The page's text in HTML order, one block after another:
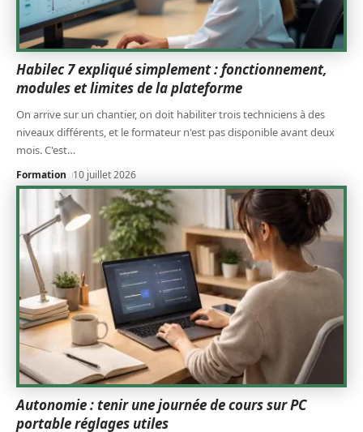
Habilec 7 expliqué simplement : fonctionnement,
modules et limites de la plateforme
On arrive sur un chantier, on doit habiliter trois techniciens à des
niveaux différents, et le formateur n'est pas disponible avant deux
mois. C'est…
Formation 10 juillet 2026
Autonomie : tenir une journée de cours sur PC
portable réglages utiles